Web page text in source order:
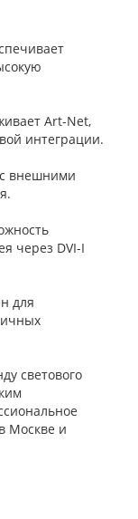
Art-Net,
интеграции.
внешними
через DVI-I
для
светового
Москве и